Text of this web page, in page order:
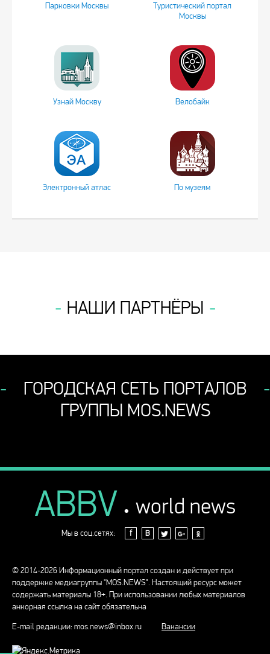
Парковки Москвы
Туристический портал
Москвы
Узнай Москву Велобайк
Электронный атлас По музеям
НАШИ ПАРТНЁРЫ
ГОРОДСКАЯ СЕТЬ ПОРТАЛОВ
ГРУППЫ MOS.NEWS
ABBV . world news
Мы в соц.сетях: f В
© 2014-2026 Информационный портал создан и действует при
поддержке медиагруппы "MOS.NEWS". Настоящий ресурс может
содержать материалы 18+. При использовании любых материалов
анкорная ссылка на сайт обязательна
E-mail редакции:mos.news@inbox.ru Вакансии